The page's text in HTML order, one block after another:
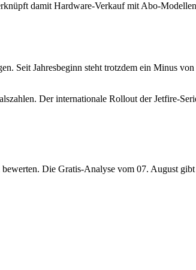
damit Hardware-Verkauf mit Abo-
Seit Jahresbeginn steht trotzdem ein Minus
Der internationale Rollout der Jetfire-
Die Gratis-Analyse vom 07. August